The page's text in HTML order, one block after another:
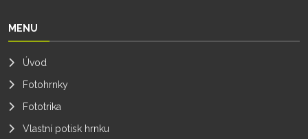
MENU
Úvod
Fotohrnky
Fototrika
Vlastní potisk hrnku